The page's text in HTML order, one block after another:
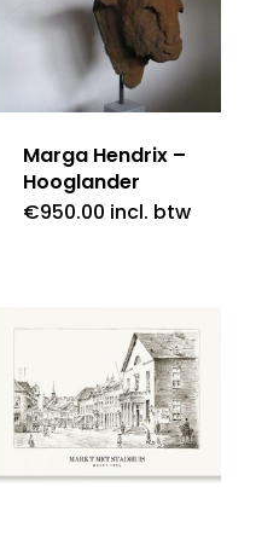
Marga Hendrix –
Hooglander
€950.00 incl. btw